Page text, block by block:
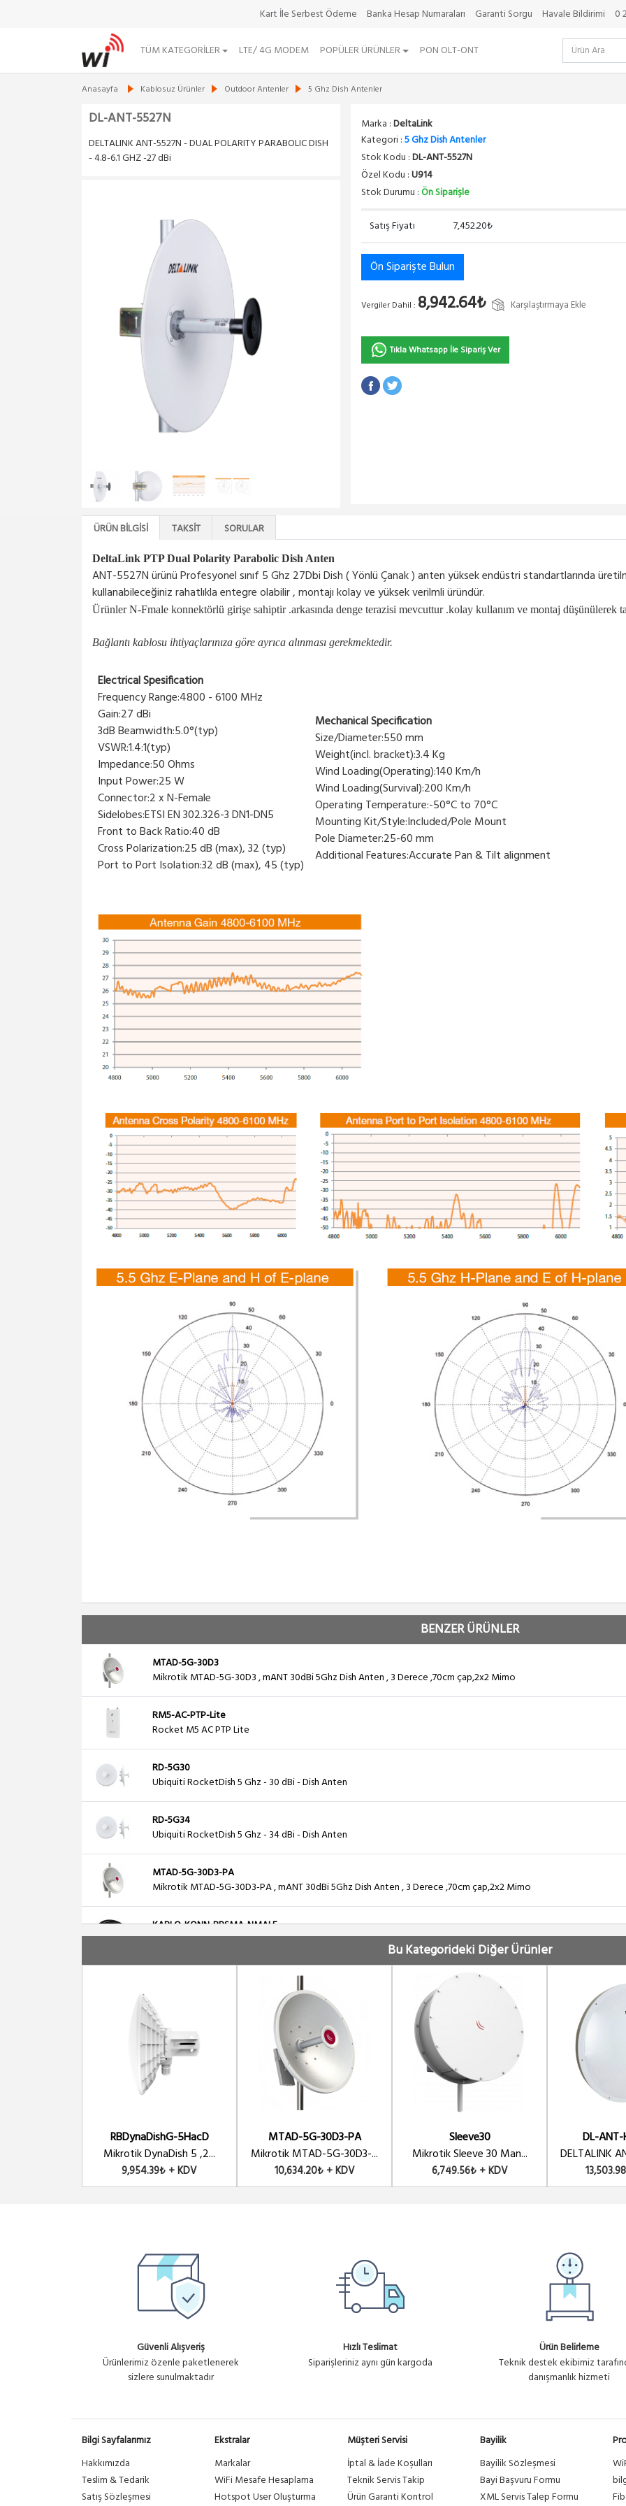
Kart İle Serbest Ödeme Banka Hesap Numaraları Garanti Sorgu Havale Bildirimi 0
TÜM KATEGORILER LTE/ 4G MODEM POPÜLER ÜRÜNLER PON OLT-ONT
Anasayfa Kablosuz Ürünler Outdoor Antenler 5 Ghz Dish Antenler
DL-ANT-5527N
DELTALINK ANT-5527N - DUAL POLARITY PARABOLIC DISH
- 4.8-6.1 GHZ -27 dBi
Marka :DeltaLink
Kategori :5 Ghz Dish Antenler
Stok Kodu :DL-ANT-5527N
Özel Kodu :U914
Stok Durumu :Ön Siparişle
Satış Fiyatı 7,452.20₺
Ön Siparişte Bulun
Vergiler Dahil : 8,942.64₺ Karşılaştırmaya Ekle
Tıkla Whatsapp İle Sipariş Ver
ÜRÜN BILGISI TAKSIT SORULAR
DeltaLink PTP Dual Polarity Parabolic Dish Anten
ANT-5527N ürünü Profesyonel sınıf 5 Ghz 27Dbi Dish ( Yönlü Çanak ) anten yüksek endüstri standartlarında
kullanabileceğiniz rahatlıkla entegre olabilir , montajı kolay ve yüksek verilmli üründür.
Ürünler N-Fmale konnektörlü girişe sahiptir .arkasında denge terazisi mevcuttur .kolay kullanım ve montaj düşünülerek
Bağlantı kablosu ihtiyaçlarınıza göre ayrıca alınması gerekmektedir.
Electrical Spesification
Frequency Range:4800 - 6100 MHz
Gain:27 dBi
3dB Beamwidth:5.0°(typ)
VSWR:1.4:1(typ)
Impedance:50 Ohms
Input Power:25 W
Connector:2 x N-Female
Sidelobes:ETSI EN 302.326-3 DN1-DN5
Front to Back Ratio:40 dB
Cross Polarization:25 dB (max), 32 (typ)
Port to Port Isolation:32 dB (max), 45 (typ)
Mechanical Specification
Size/Diameter:550 mm
Weight(incl. bracket):3.4 Kg
Wind Loading(Operating):140 Km/h
Wind Loading(Survival):200 Km/h
Operating Temperature:-50°C to 70°C
Mounting Kit/Style:Included/Pole Mount
Pole Diameter:25-60 mm
Additional Features:Accurate Pan & Tilt alignment
BENZER ÜRÜNLER
MTAD-5G-30D3
Mikrotik MTAD-5G-30D3 , mANT 30dBi 5Ghz Dish Anten , 3 Derece ,70cm çap,2x2 Mimo
RM5-AC-PTP-Lite
Rocket M5 AC PTP Lite
RD-5G30
Ubiquiti RocketDish 5 Ghz - 30 dBi - Dish Anten
RD-5G34
Ubiquiti RocketDish 5 Ghz - 34 dBi - Dish Anten
MTAD-5G-30D3-PA
Mikrotik MTAD-5G-30D3-PA , mANT 30dBi 5Ghz Dish Anten , 3 Derece ,70cm çap,2x2 Mimo
KABLO-KONN-RPSMA-NMALE
50 CM LMR200 N Tipi Erkek RP-SMA Dişi Dönüştürücü Kablo
Mikrotik mANT 15s 5GHz 15dBi 2X2 MIMO 120 Derece Sektör Anten
MTAS-5G-19D120
Mikrotik mANT 19s 5GHz 19dBi 2X2 MIMO 120 Derece Sektör Anten
Ubiquiti RocketDish 5 Ghz - 30 dBi - Dish Anten LW Serisi
DL-ANT-HP5529N
DELTALINK ANT-HP5529N - DUAL POLARITY HIGH PERFORMANCE - DISH - 4.8-6.1 GHZ -29 dBi
Bu Kategorideki Diğer Ürünler
RBDynaDishG-5HacD
Mikrotik DynaDish 5 ,2...
9,954.39₺ + KDV
MTAD-5G-30D3-PA
Mikrotik MTAD-5G-30D3-...
10,634.20₺ + KDV
Sleeve30
Mikrotik Sleeve 30 Man...
6,749.56₺ + KDV
DL-
DELTALINK
Güvenli Alışveriş
Ürünlerimiz özenle paketlenerek
sizlere sunulmaktadır
Hızlı Teslimat
Siparişleriniz aynı gün kargoda
Ürün Belirleme
Teknik destek ekibimiz
danışmanlık hizmeti
Bilgi Sayfalarımız
Hakkımızda
Teslim & Tedarik
Satış Sözleşmesi
Ekstralar
Markalar
WiFi Mesafe Hesaplama
Hotspot User Oluşturma
Müşteri Servisi
İptal & İade Koşulları
Teknik Servis Takip
Ürün Garanti Kontrol
Bayilik
Bayilik Sözleşmesi
Bayi Başvuru Formu
XML Servis Talep Formu